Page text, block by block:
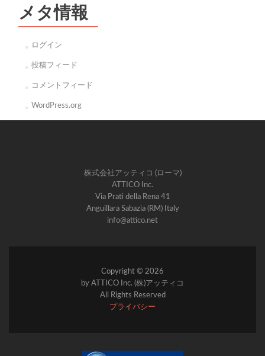
メタ情報
ログイン
投稿フィード
コメントフィード
WordPress.org
株式会社アッティコ (ローマ)
ATTICO Inc.
Via Prati della Rena 41
Anguillara Sabazia (RM) Italy
info@attico.net
Copyright © 2026
by ATTICO Inc. (株)アッティコ
All Rights Reserved
プライバシー